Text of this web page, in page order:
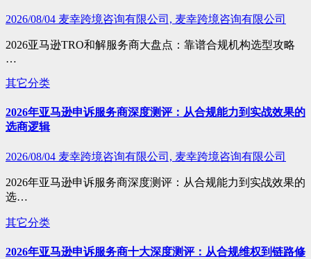
2026/08/04 麦幸跨境咨询有限公司, 麦幸跨境咨询有限公司
2026亚马逊TRO和解服务商大盘点：靠谱合规机构选型攻略
…
其它分类
2026年亚马逊申诉服务商深度测评：从合规能力到实战效果的
选商逻辑
2026/08/04 麦幸跨境咨询有限公司, 麦幸跨境咨询有限公司
2026年亚马逊申诉服务商深度测评：从合规能力到实战效果的
选…
其它分类
2026年亚马逊申诉服务商十大深度测评：从合规维权到链路修